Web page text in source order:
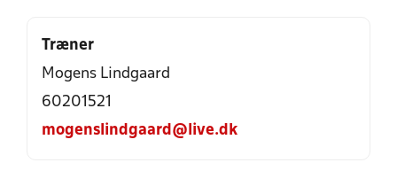
Træner
Mogens Lindgaard
60201521
mogenslindgaard@live.dk